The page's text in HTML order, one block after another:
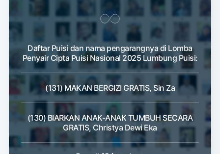
Daftar Puisi dan nama pengarangnya di Lomba
Penyair Cipta Puisi Nasional 2025 Lumbung Puisi:
(131) MAKAN BERGIZI GRATIS, Sin Za
(130) BIARKAN ANAK-ANAK TUMBUH SECARA
GRATIS, Christya Dewi Eka